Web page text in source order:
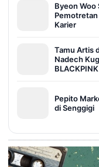
Byeon Woo
Pemotretan
Karier
Tamu Artis
Nadech
BLACKPINK
Pepito
di Senggigi